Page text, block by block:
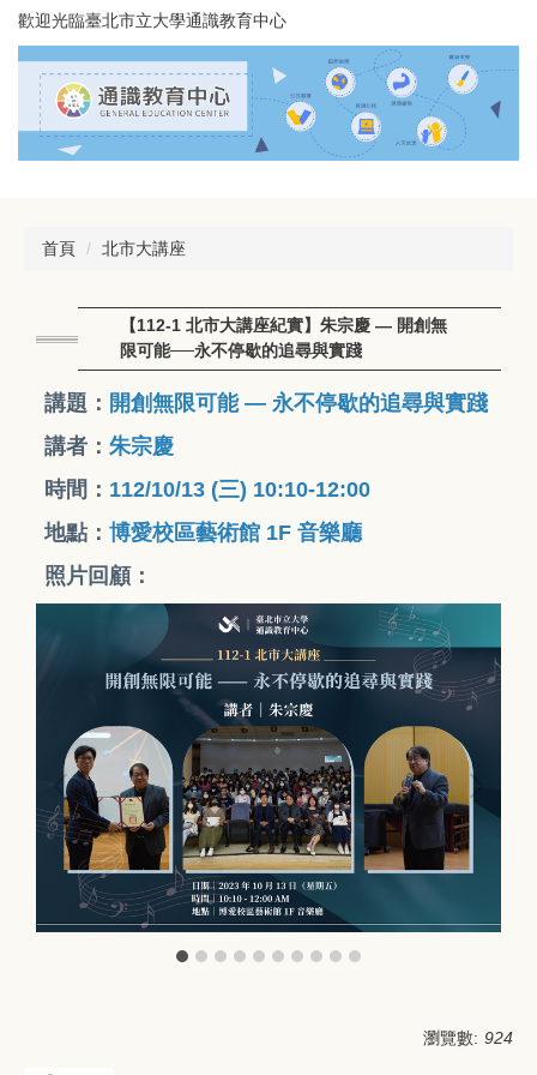
跳
到
主
歡迎光臨臺北市立大學通識教育中心
首頁 北市大講座
【112-1 北市大講座紀實】朱宗慶 — 開創無
限可能──永不停歇的追尋與實踐
講題： 開創無限可能 — 永不停歇的追尋與實踐
講者： 朱宗慶
時間： 112/10/13 (三) 10:10-12:00
地點： 博愛校區藝術館 1F 音樂廳
照片回顧：
瀏覽數: 924